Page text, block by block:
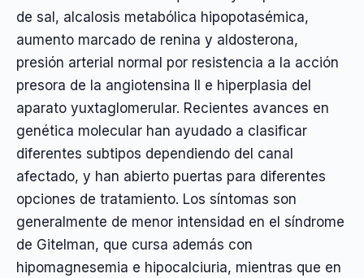
de sal, alcalosis metabólica hipopotasémica,
aumento marcado de renina y aldosterona,
presión arterial normal por resistencia a la acción
presora de la angiotensina II e hiperplasia del
aparato yuxtaglomerular. Recientes avances en
genética molecular han ayudado a clasificar
diferentes subtipos dependiendo del canal
afectado, y han abierto puertas para diferentes
opciones de tratamiento. Los síntomas son
generalmente de menor intensidad en el síndrome
de Gitelman, que cursa además con
hipomagnesemia e hipocalciuria, mientras que en